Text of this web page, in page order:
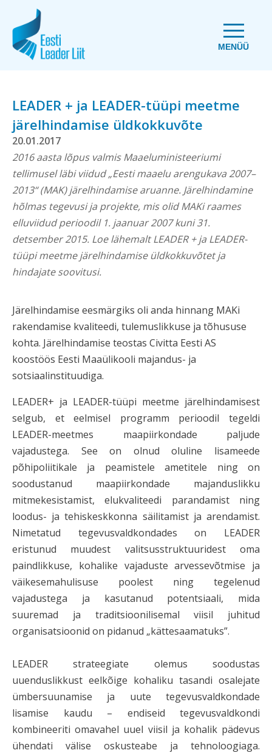
MENÜÜ
LEADER + ja LEADER-tüüpi meetme
järelhindamise üldkokkuvõte
20.01.2017
2016 aasta lõpus valmis Maaeluministeeriumi
tellimusel läbi viidud „Eesti maaelu arengukava 2007–
2013“ (MAK) järelhindamise aruanne. Järelhindamine
hõlmas tegevusi ja projekte, mis olid MAKi raames
elluviidud perioodil 1. jaanuar 2007 kuni 31.
detsember 2015. Loe lähemalt LEADER + ja LEADER-
tüüpi meetme järelhindamise üldkokkuvõtet ja
hindajate soovitusi.
Järelhindamise eesmärgiks oli anda hinnang MAKi
rakendamise kvaliteedi, tulemuslikkuse ja tõhususe
kohta. Järelhindamise teostas Civitta Eesti AS
koostöös Eesti Maaülikooli majandus- ja
sotsiaalinstituudiga.
LEADER+ ja LEADER-tüüpi meetme järelhindamisest
selgub, et eelmisel programm perioodil tegeldi
LEADER-meetmes maapiirkondade paljude
vajadustega. See on olnud oluline lisameede
põhipoliitikale ja peamistele ametitele ning on
soodustanud maapiirkondade majanduslikku
mitmekesistamist, elukvaliteedi parandamist ning
loodus- ja tehiskeskkonna säilitamist ja arendamist.
Nimetatud tegevusvaldkondades on LEADER
eristunud muudest valitsusstruktuuridest oma
paindlikkuse, kohalike vajaduste arvessevõtmise ja
väikesemahulisuse poolest ning tegelenud
vajadustega ja kasutanud potentsiaali, mida
suuremad ja traditsioonilisemal viisil juhitud
organisatsioonid on pidanud „kättesaamatuks”.
LEADER strateegiate olemus soodustas
uuenduslikkust eelkõige kohaliku tasandi osalejate
ümbersuunamise ja uute tegevusvaldkondade
lisamise kaudu – endiseid tegevusvaldkondi
kombineeriti omavahel uuel viisil ja kohalik pädevus
ühendati välise oskusteabe ja tehnoloogiaga.